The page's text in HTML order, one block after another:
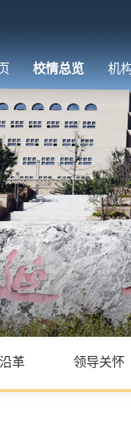
校情总览 机
革 领导关怀